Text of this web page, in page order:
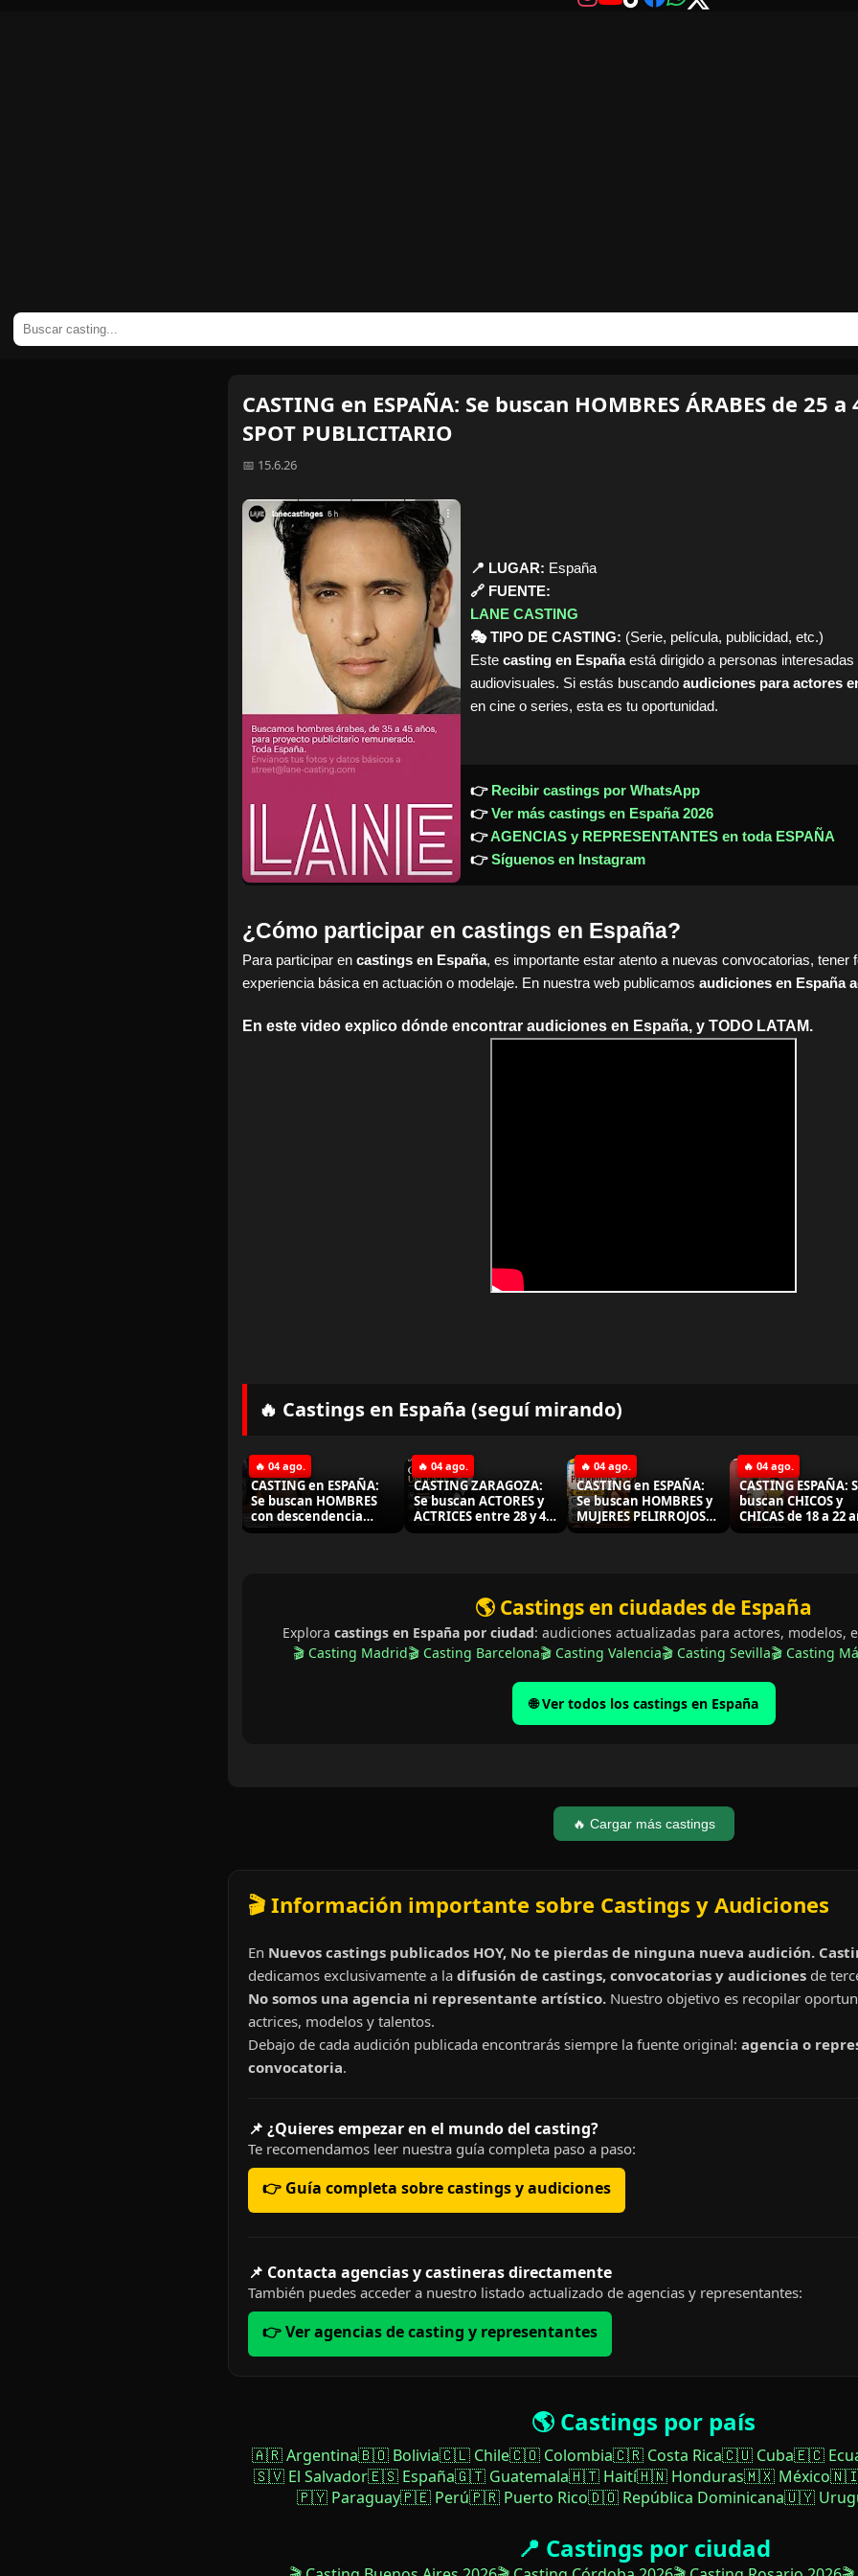
CASTING en ESPAÑA: Se buscan HOMBRES ÁRABES de 25
SPOT PUBLICITARIO
📅 15.6.26
📍 LUGAR: España
🔗 FUENTE:
LANE CASTING
🎭 TIPO DE CASTING: (Serie, película, publicidad, etc.)
Este casting en Españaestá dirigido a personas
audiovisuales. Si estás buscando audiciones para actores
en cine o series, esta es tu oportunidad.
👉 Recibir castings por WhatsApp
👉Ver más castings en España 2026
👉AGENCIAS y REPRESENTANTES en toda ESPAÑA
👉Síguenos en Instagram
¿Cómo participar en castings en España?
Para participar en castings en España, es importante estar atento a nuevas convocatorias, tener
experiencia básica en actuación o modelaje. En nuestra web publicamos audiciones en España
En este video explico dónde encontrar audiciones en España, y TODO LATAM.
🔥 Castings en España (seguí mirando)
🔥 04 ago.
CASTING en ESPAÑA:
Se buscan HOMBRES
con descendencia
asiática para
🔥 04 ago.
CASTING ZARAGOZA:
Se buscan ACTORES y
ACTRICES entre 28 y 45
años para importante
🔥 04 ago.
CASTING en ESPAÑA:
Se buscan HOMBRES y
MUJERES PELIRROJOS
naturales para SERIE
🔥 04 ago.
CASTING ESPAÑA:
buscan CHICOS y
CHICAS de 18 a 22
para futuros
🌎 Castings en ciudades de España
Explora castings en España por ciudad: audiciones actualizadas para actores, modelos,
🎬 Casting Madrid🎬 Casting Barcelona🎬 Casting Valencia🎬 Casting Sevilla🎬 Casting
🌐 Ver todos los castings en España
🔥 Cargar más castings
🎬 Información importante sobre Castings y Audiciones
En Nuevos castings publicados HOY, No te pierdas de ninguna nueva audición.
dedicamos exclusivamente a la difusión de castings, convocatorias y audiciones de
No somos una agencia ni representante artístico. Nuestro objetivo es recopilar
actrices, modelos y talentos.
Debajo de cada audición publicada encontrarás siempre la fuente original: agencia o
convocatoria.
📌 ¿Quieres empezar en el mundo del casting?
Te recomendamos leer nuestra guía completa paso a paso:
👉 Guía completa sobre castings y audiciones
📌 Contacta agencias y castineras directamente
También puedes acceder a nuestro listado actualizado de agencias y representantes:
👉 Ver agencias de casting y representantes
🌎 Castings por país
🇦🇷 Argentina🇧🇴 Bolivia🇨🇱 Chile🇨🇴 Colombia🇨🇷 Costa Rica🇨🇺 Cuba🇪🇨
🇸🇻 El Salvador🇪🇸 España🇬🇹 Guatemala🇭🇹 Haití🇭🇳 Honduras🇲🇽 México🇳🇮
🇵🇾 Paraguay🇵🇪 Perú🇵🇷 Puerto Rico🇩🇴 República Dominicana🇺🇾
📍 Castings por ciudad